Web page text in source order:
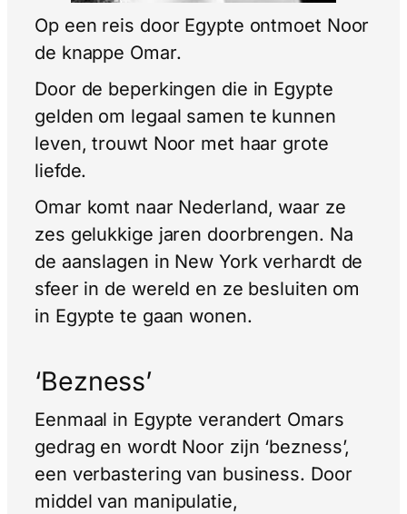
Op een reis door Egypte ontmoet Noor
de knappe Omar.
Door de beperkingen die in Egypte
gelden om legaal samen te kunnen
leven, trouwt Noor met haar grote
liefde.
Omar komt naar Nederland, waar ze
zes gelukkige jaren doorbrengen. Na
de aanslagen in New York verhardt de
sfeer in de wereld en ze besluiten om
in Egypte te gaan wonen.
‘Bezness’
Eenmaal in Egypte verandert Omars
gedrag en wordt Noor zijn ‘bezness’,
een verbastering van business. Door
middel van manipulatie,